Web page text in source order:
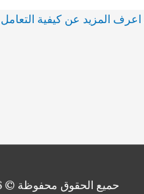
اعرف المزيد عن كيفية
حميع الحقوق محفوظة © 2026